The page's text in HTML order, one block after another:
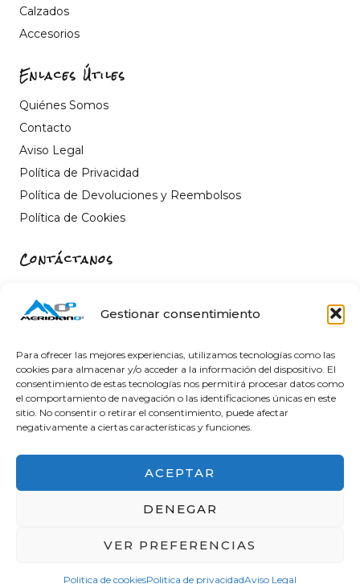
Gestionar consentimiento
Para ofrecer las mejores experiencias, utilizamos tecnologías como las
cookies para almacenar y/o acceder a la información del dispositivo. El
consentimiento de estas tecnologías nos permitirá procesar datos como
el comportamiento de navegación o las identificaciones únicas en este
sitio. No consentir o retirar el consentimiento, puede afectar
negativamente a ciertas características y funciones.
ACEPTAR
DENEGAR
VER PREFERENCIAS
Politica de cookiesPolitica de privacidadAviso Legal
Calzados
Accesorios
Enlaces Útiles
Quiénes Somos
Contacto
Aviso Legal
Política de Privacidad
Política de Devoluciones y Reembolsos
Política de Cookies
Contáctanos
Castelló
info@meridiano-0.com
@ 2025 Diseñado byClicacs.com
Financiado por la Unión Europea – NextGenerationEU
en el Programa KIT Digital. Plan de Recuperación,